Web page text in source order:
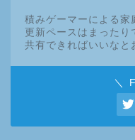
積みゲーマーによる家
更新ペースはまったり
共有できればいいなと
＼